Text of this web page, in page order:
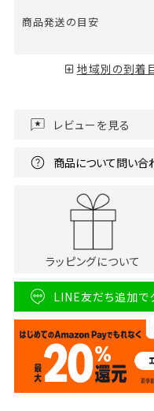
商品発送の目安
地域別の到着
レビューを見る
商品について問い合
ラッピングについて
LINE友だち追加で